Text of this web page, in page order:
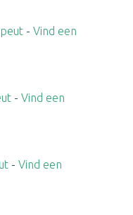
- Vind een
- Vind een
- Vind een